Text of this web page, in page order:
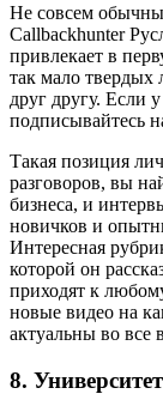
Не совсем
Callbackhunter
привлекает в
так мало твердых
друг другу. Если
подписывайтесь
Такая позиция
разговоров, вы
бизнеса, и
новичков и
Интересная
которой он
приходят к
новые видео на
актуальны во все
8.